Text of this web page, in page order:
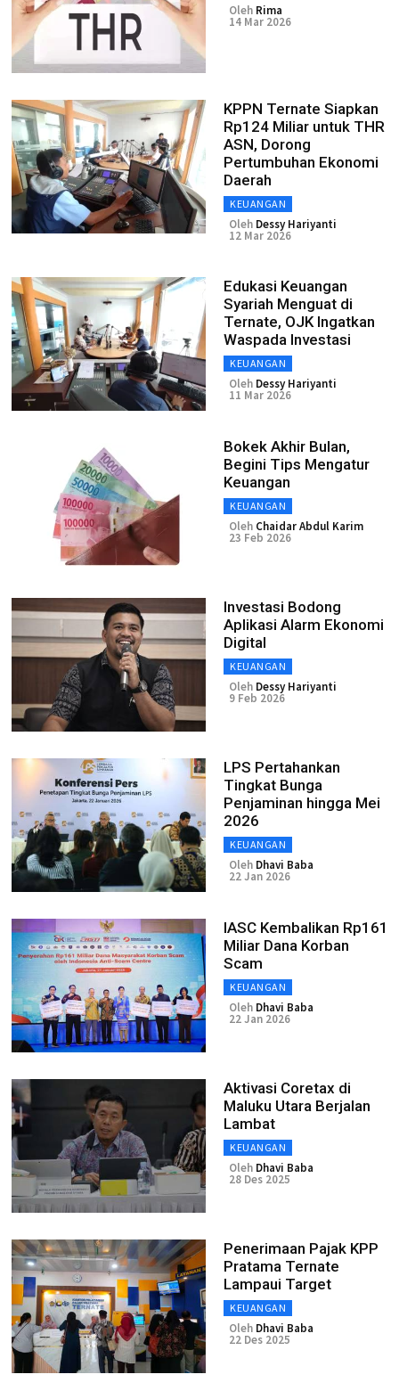
Oleh Rima
14 Mar 2026
KPPN Ternate Siapkan
Rp124 Miliar untuk THR
ASN, Dorong
Pertumbuhan Ekonomi
Daerah
KEUANGAN
Oleh Dessy Hariyanti
12 Mar 2026
Edukasi Keuangan
Syariah Menguat di
Ternate, OJK Ingatkan
Waspada Investasi
KEUANGAN
Oleh Dessy Hariyanti
11 Mar 2026
Bokek Akhir Bulan,
Begini Tips Mengatur
Keuangan
KEUANGAN
Oleh Chaidar Abdul Karim
23 Feb 2026
Investasi Bodong
Aplikasi Alarm Ekonomi
Digital
KEUANGAN
Oleh Dessy Hariyanti
9 Feb 2026
LPS Pertahankan
Tingkat Bunga
Penjaminan hingga Mei
2026
KEUANGAN
Oleh Dhavi Baba
22 Jan 2026
IASC Kembalikan Rp161
Miliar Dana Korban
Scam
KEUANGAN
Oleh Dhavi Baba
22 Jan 2026
Aktivasi Coretax di
Maluku Utara Berjalan
Lambat
KEUANGAN
Oleh Dhavi Baba
28 Des 2025
Penerimaan Pajak KPP
Pratama Ternate
Lampaui Target
KEUANGAN
Oleh Dhavi Baba
22 Des 2025